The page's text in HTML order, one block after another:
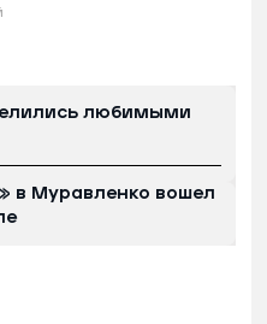
любимыми
в Муравленко вошел